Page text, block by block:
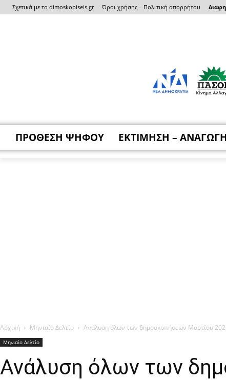
Σχετικά με το dimoskopiseis.gr Όροι χρήσης – Πολιτική απορρήτου
ΠΡΟΘΕΣΗ ΨΗΦΟΥ ΕΚΤΙΜΗΣΗ – ΑΝΑΓΩΓΗ
Αρχική Μηνιαίο Δελτίο Ανάλυση όλων των δημοσκοπήσεων Μαρτίου
Μηνιαίο Δελτίο
Ανάλυση όλων των